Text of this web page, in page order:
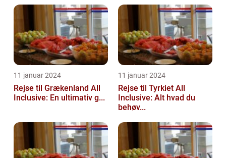
11 januar 2024
Rejse til Grækenland All
Inclusive: En ultimativ g...
11 januar 2024
Rejse til Tyrkiet All
Inclusive: Alt hvad du
behøv...